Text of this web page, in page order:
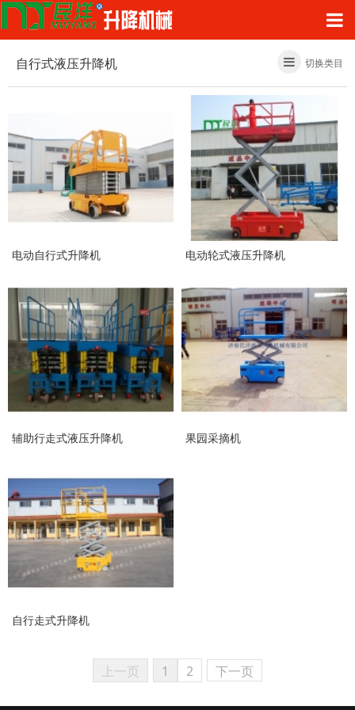
自行式液压升降机 切换类目
电动自行式升降机 电动轮式液压升降机
辅助行走式液压升降机 果园采摘机
自行走式升降机
上一页 1 2 下一页